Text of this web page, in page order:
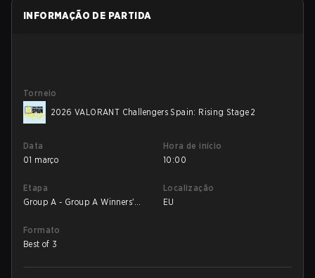
INFORMAÇÃO DE PARTIDA
Torneio
2026 VALORANT Challengers Spain: Rising Stage 2
Data
01 março
Hora de início
10:00
Etapa
Group A - Group A Winners'
Localização
EU
Formato
Best of 3